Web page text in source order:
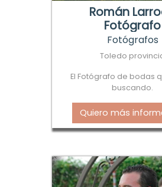
Román
Fotógrafo
Fotógrafos
Toledo
El Fotógrafo de bodas
buscando.
Quiero más